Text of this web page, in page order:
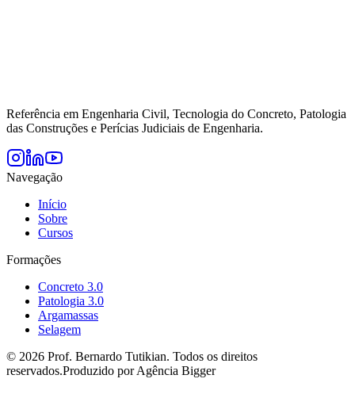
Referência em Engenharia Civil, Tecnologia do Concreto, Patologia
das Construções e Perícias Judiciais de Engenharia.
Navegação
Início
Sobre
Cursos
Formações
Concreto 3.0
Patologia 3.0
Argamassas
Selagem
© 2026 Prof. Bernardo Tutikian. Todos os direitos
reservados.Produzido por Agência Bigger